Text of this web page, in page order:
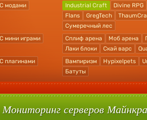
С модами
Industrial Craft Divine RPG
Flans
GregTech
Сумеречный лес
С мини играми
Сплиф арена Моб арена
Лаки блоки
Скай варс
С плагинами
Вампиризм Hypixelpets
Батуты
Мониторинг серверов